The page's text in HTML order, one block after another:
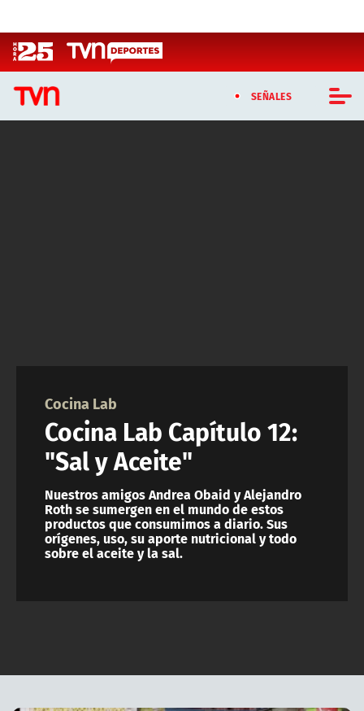
SEÑALES
ACTUALIDAD Y TENDENCIAS
CORPORATIVO Y TRANSPARENCIA
CANAL DE DENUNCIAS
ÁREA DE PROYECTOS
Cocina Lab
Cocina Lab Capítulo 12:
"Sal y Aceite"
Nuestros amigos Andrea Obaid y Alejandro
Roth se sumergen en el mundo de estos
productos que consumimos a diario. Sus
orígenes, uso, su aporte nutricional y todo
sobre el aceite y la sal.